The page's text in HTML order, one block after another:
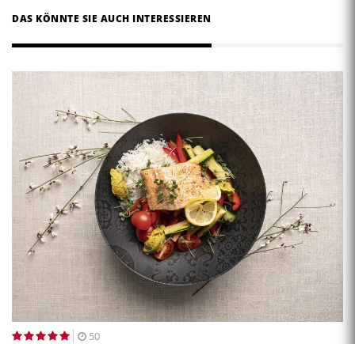
DAS KÖNNTE SIE AUCH INTERESSIEREN
50